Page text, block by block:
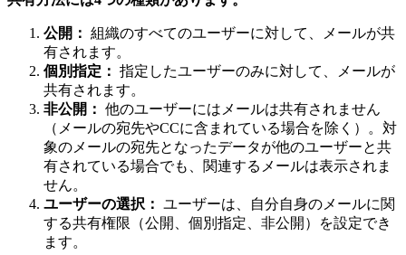
公開： 組織のすべてのユーザーに対して、メールが共
有されます。
個別指定： 指定したユーザーのみに対して、メールが
共有されます。
非公開： 他のユーザーにはメールは共有されません
（メールの宛先やCCに含まれている場合を除く）。対
象のメールの宛先となったデータが他のユーザーと共
有されている場合でも、関連するメールは表示されま
せん。
ユーザーの選択： ユーザーは、自分自身のメールに関
する共有権限（公開、個別指定、非公開）を設定でき
ます。